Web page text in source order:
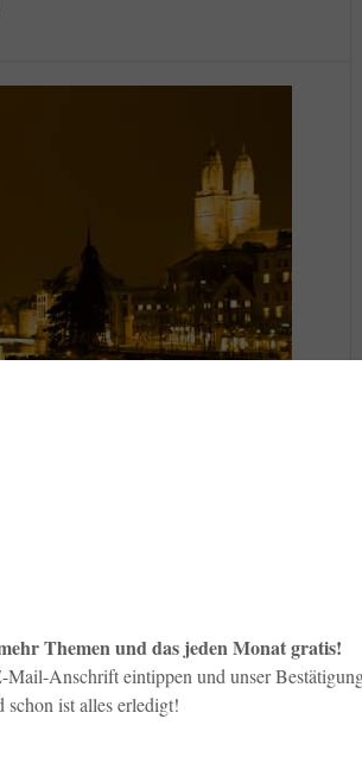
der Finanzinstitute. Hier am Limmat wird das große